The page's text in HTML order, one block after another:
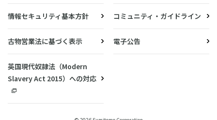
情報セキュリティ基本方針 コミュニティ・ガイドライン
古物営業法に基づく表示 電子公告
英国現代奴隷法（Modern
Slavery Act 2015）への対応